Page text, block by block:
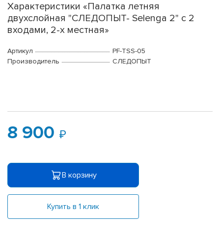
Характеристики «Палатка летняя
двухслойная "СЛЕДОПЫТ- Selenga 2" с 2
входами, 2-х местная»
Артикул
PF-TSS-05
Производитель
СЛЕДОПЫТ
8 900
В корзину
Купить в 1 клик